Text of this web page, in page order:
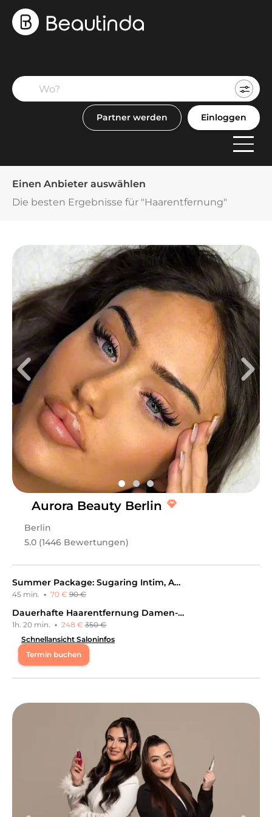
Partner werden Einloggen
Einen Anbieter auswählen
Die besten Ergebnisse für "Haarentfernung"
Aurora Beauty Berlin
Berlin
5.0 (1446 Bewertungen)
Summer Package: Sugaring Intim, Achseln, Oberlippe
45 min. · 70 € 90 €
Dauerhafte Haarentfernung Damen- Ganzkörper
1h. 20 min. · 248 € 350 €
Schnellansicht Saloninfos
Termin buchen
Mo 10:00 - 18:00
Di
11:00 - 18:00
11:30 - 18:00